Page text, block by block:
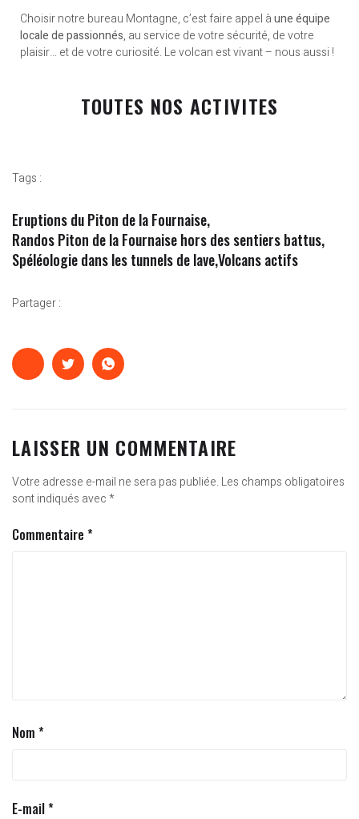
Choisir notre bureau Montagne, c’est faire appel àune équipe
locale de passionnés, au service de votre sécurité, de votre
plaisir… et de votre curiosité. Le volcan est vivant – nous aussi !
TOUTES NOS ACTIVITES
Tags :
Eruptions du Piton de la Fournaise,
Randos Piton de la Fournaise hors des sentiers battus,
Spéléologie dans les tunnels de lave,Volcans actifs
Partager :
LAISSER UN COMMENTAIRE
Votre adresse e-mail ne sera pas publiée. Les champs obligatoires
sont indiqués avec*
Commentaire *
Nom *
E-mail*